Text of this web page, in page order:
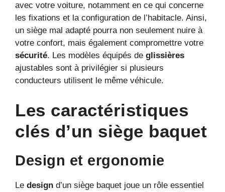
avec votre voiture, notamment en ce qui concerne
les fixations et la configuration de l’habitacle. Ainsi,
un siège mal adapté pourra non seulement nuire à
votre confort, mais également compromettre votre
sécurité. Les modèles équipés de glissières
ajustables sont à privilégier si plusieurs
conducteurs utilisent le même véhicule.
Les caractéristiques
clés d’un siège baquet
Design et ergonomie
Le design d’un siège baquet joue un rôle essentiel